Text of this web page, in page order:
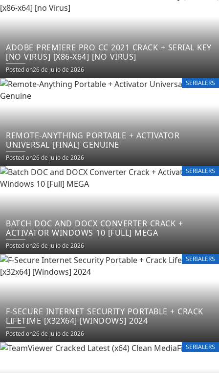
ADOBE PREMIERE PRO CC 2021 CRACK + SERIAL KEY
[NO VIRUS] [X86-X64] [NO VIRUS]
Posted on26 de julio de 2026
SERIALERS
REMOTE-ANYTHING PORTABLE + ACTIVATOR
UNIVERSAL [FINAL] GENUINE
Posted on26 de julio de 2026
SERIALERS
BATCH DOC AND DOCX CONVERTER CRACK +
ACTIVATOR WINDOWS 10 [FULL] MEGA
Posted on26 de julio de 2026
SERIALERS
F-SECURE INTERNET SECURITY PORTABLE + CRACK
LIFETIME [X32X64] [WINDOWS] 2024
Posted on26 de julio de 2026
SERIALERS